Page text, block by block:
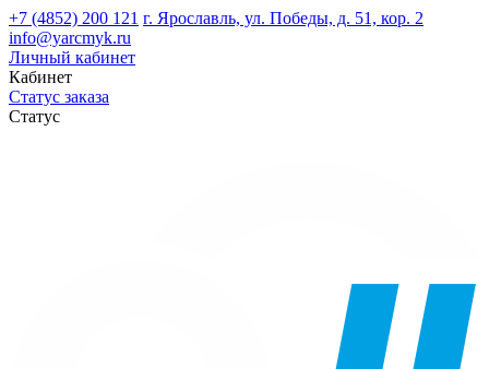
+7 (4852) 200 121 г. Ярославль, ул. Победы, д. 51, кор. 2
info@yarcmyk.ru
Личный кабинет
Кабинет
Статус заказа
Статус